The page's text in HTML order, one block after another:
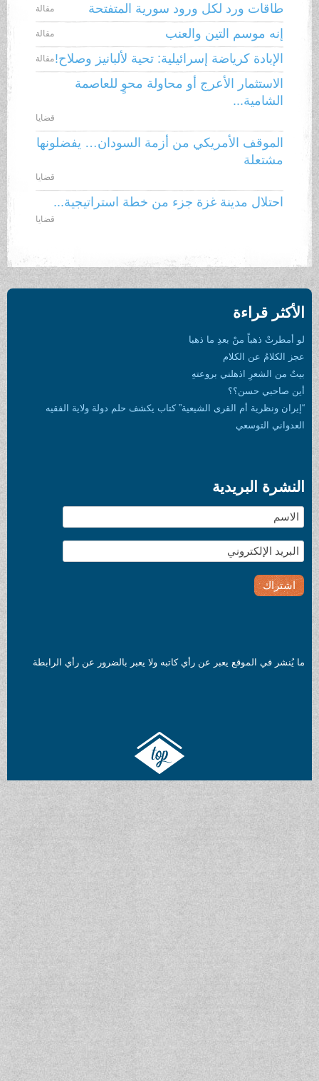
طاقات ورد لكل ورود سورية المتفتحة مقالة
إنه موسم التين والعنب مقالة
الإبادة كرياضة إسرائيلية: تحية لألبانيز وصلاح!مقالة
الاستثمار الأعرج أو محاولة محوٍ للعاصمة
الشامية...
قضايا
الموقف الأمريكي من أزمة السودان… يفضلونها
مشتعلة
قضايا
احتلال مدينة غزة جزء من خطة استراتيجية...
قضايا
الأكثر قراءة
لو أمطرتْ ذهباً منْ بعدِ ما ذهبا
عجز الكلامُ عن الكلام
بيتٌ من الشعرِ اذهلني بروعتهِ
أين صاحبي حسن؟؟
“إيران ونظرية أم القرى الشيعية” كتاب يكشف حلم دولة ولاية الفقيه
العدواني التوسعي
النشرة البريدية
ما يُنشر في الموقع يعبر عن رأي كاتبه ولا يعبر بالضرور عن رأي الرابطة